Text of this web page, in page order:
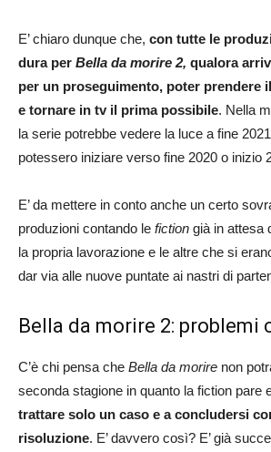
E’ chiaro dunque che, con tutte le
dura per Bella da morire 2, qualora
per un proseguimento, poter prendere
e tornare in tv il prima possibile. Nella
la serie potrebbe vedere la luce a fine
potessero iniziare verso fine 2020 o inizio
E’ da mettere in conto anche un certo
produzioni contando le fiction già in attesa
la propria lavorazione e le altre che si
dar via alle nuove puntate ai nastri di
Bella da morire 2: problemi
C’è chi pensa che Bella da morire non
seconda stagione in quanto la fiction pare
trattare solo un caso e a concludersi
risoluzione. E’ davvero così? E’ già